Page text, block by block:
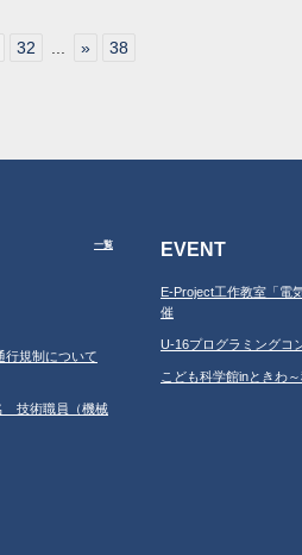
32 » 38
一覧
行規制について
技術職員（機械
EVENT
E-Project工作教室「電
催
U-16プログラミングコ
こども科学館inときわ